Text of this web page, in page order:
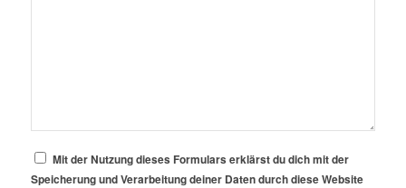
Mit der Nutzung dieses Formulars erklärst du dich mit der
Speicherung und Verarbeitung deiner Daten durch diese Website